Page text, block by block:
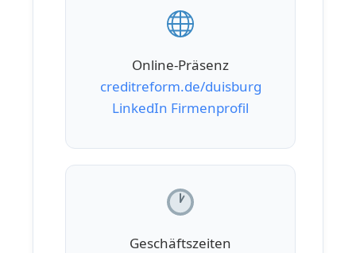
Online-Präsenz
creditreform.de/duisburg
LinkedIn Firmenprofil
Geschäftszeiten